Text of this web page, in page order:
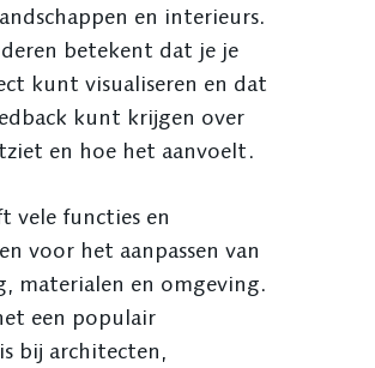
en interieurs.
betekent dat je je
kunt visualiseren en dat
kunt krijgen over
en hoe het aanvoelt.
vele functies en
voor het aanpassen van
materialen en omgeving.
een populair
bij architecten,